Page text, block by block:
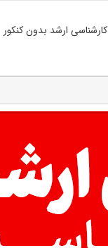
کارشناسی ارشد بدون کنکور